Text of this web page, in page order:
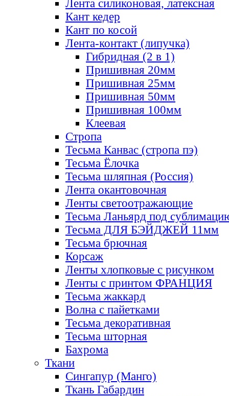
Лента силиконовая, латексная
Кант кедер
Кант по косой
Лента-контакт (липучка)
Гибридная (2 в 1)
Пришивная 20мм
Пришивная 25мм
Пришивная 50мм
Пришивная 100мм
Клеевая
Стропа
Тесьма Канвас (стропа пэ)
Тесьма Ёлочка
Тесьма шляпная (Россия)
Лента окантовочная
Ленты светоотражающие
Тесьма Ланьярд под
Тесьма ДЛЯ БЭЙДЖЕЙ 11мм
Тесьма брючная
Корсаж
Ленты хлопковые с рисунком
Ленты с принтом ФРАНЦИЯ
Тесьма жаккард
Волна с пайетками
Тесьма декоративная
Тесьма шторная
Бахрома
Ткани
Сингапур (Манго)
Ткань Габардин